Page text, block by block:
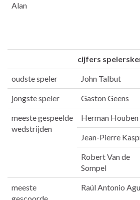
Alan
cijfers
oudste speler John Talbut
jongste speler Gaston Geens
meeste gespeelde
wedstrijden
Herman Houben
Jean-Pierre
Robert Van de
Sompel
meeste
Raúl Antonio